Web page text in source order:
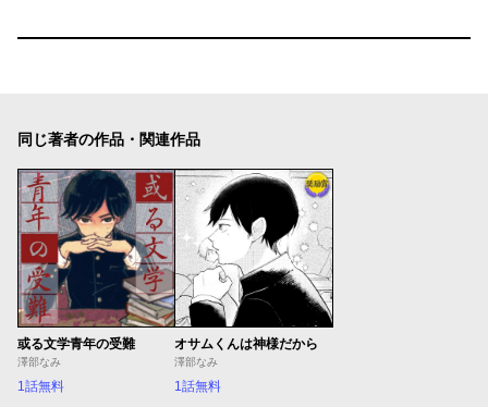
同じ著者の作品・関連作品
或る文学青年の受難
澤部なみ
1話無料
オサムくんは神様だから
澤部なみ
1話無料